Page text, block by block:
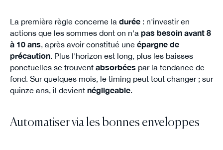
La première règle concerne la durée: n'investir en
actions que les sommes dont on n'a pas besoin avant 8
à 10 ans, après avoir constitué une épargne de
précaution. Plus l'horizon est long, plus les baisses
ponctuelles se trouvent absorbées par la tendance de
fond. Sur quelques mois, le timing peut tout changer ; sur
quinze ans, il devient négligeable.
Automatiser via les bonnes enveloppes